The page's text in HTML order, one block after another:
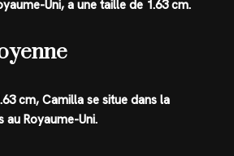
Uni, a une taille de 1.63 cm.
cm, Camilla se situe dans la
Royaume-Uni.